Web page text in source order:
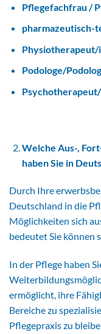
Pflegefachfrau /
pharmazeutisch-
Physiotherapeut/
Podologe/
Welche Aus-,
haben Sie in
Durch Ihre
Deutschland in die
Möglichkeiten sich
bedeutet Sie können
In der Pflege haben
ermöglicht, ihre
Bereiche zu
Pflegepraxis zu